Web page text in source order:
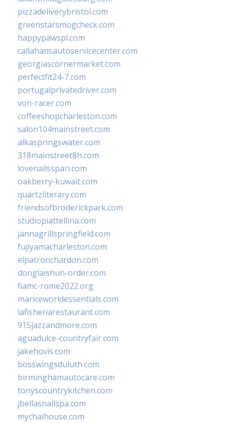
pizzadeliverybristol.com
greenstarsmogcheck.com
happypawspl.com
callahansautoservicecenter.com
georgiascornermarket.com
perfectfit24-7.com
portugalprivatedriver.com
von-racer.com
coffeeshopcharleston.com
salon104mainstreet.com
alkaspringswater.com
318mainstreet8h.com
lovenailsspari.com
oakberry-kuwait.com
quartzliterary.com
friendsofbroderickpark.com
studiopiattellina.com
jannagrillspringfield.com
fujiyamacharleston.com
elpatronchardon.com
donglaishun-order.com
fiamc-rome2022.org
mariceworldessentials.com
lafisheriarestaurant.com
915jazzandmore.com
aguadulce-countryfair.com
jakehovis.com
bosswingsduluth.com
birminghamautocare.com
tonyscountrykitchen.com
jbellasnailspa.com
mychaihouse.com